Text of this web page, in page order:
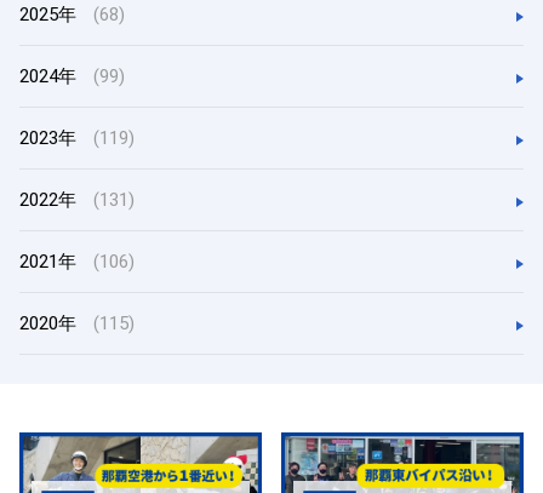
2025年 (68)
2024年 (99)
2023年 (119)
2022年 (131)
2021年 (106)
2020年 (115)